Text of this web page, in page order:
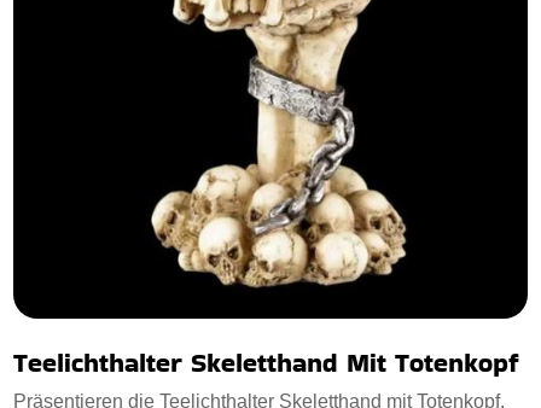
Teelichthalter Skeletthand Mit Totenkopf
Präsentieren die Teelichthalter Skeletthand mit Totenkopf,